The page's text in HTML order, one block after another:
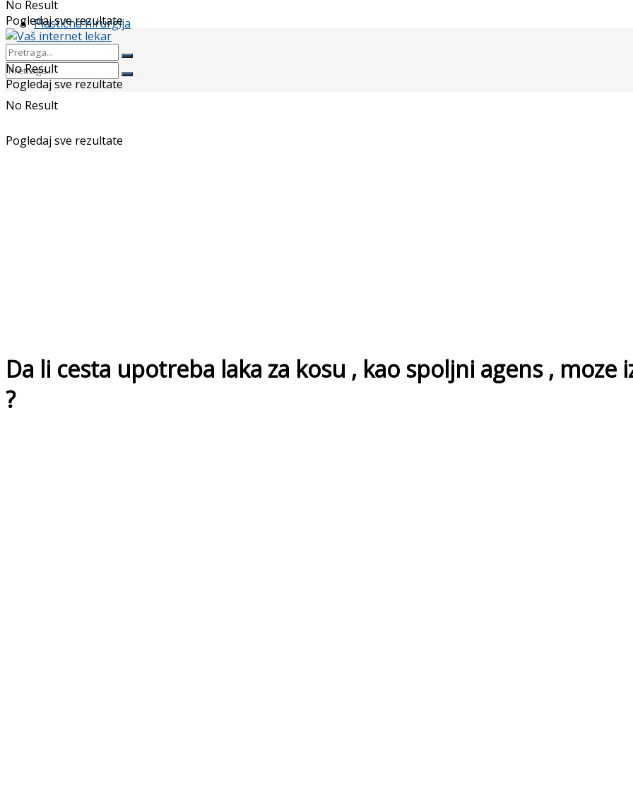
Plastična hirurgija
No Result
Pogledaj sve rezultate
No Result
Pogledaj sve rezultate
No Result
Pogledaj sve rezultate
Da li cesta upotreba laka za kosu , kao spoljni agens ,
?